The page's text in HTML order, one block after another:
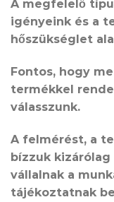
A megfelelő
igényeink és a
hőszükséglet
Fontos, hogy
termékkel
válasszunk.
A felmérést, a
bízzuk
vállalnak a
tájékoztatnak